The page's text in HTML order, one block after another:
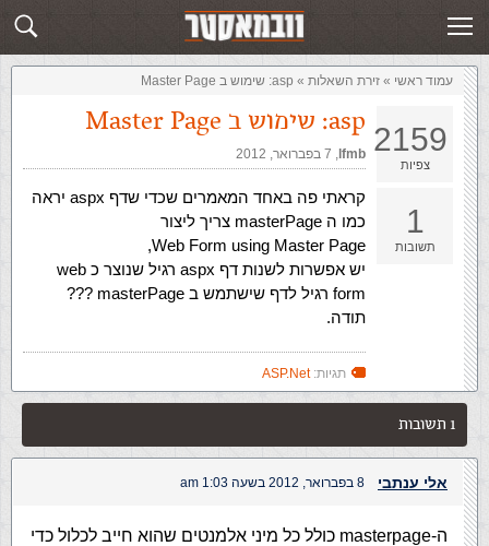
שלח תשובה זירת השאלות
עמוד ראשי » ‏זירת השאלות‏ » asp: שימוש ב Master Page
2159
צפיות
1
תשובות
asp: שימוש ב Master Page
lfmb
,‏ 7 בפברואר, 2012
קראתי פה באחד המאמרים שכדי שדף aspx יראה
כמו ה masterPage צריך ליצור
Web Form using Master Page,
יש אפשרות לשנות דף aspx רגיל שנוצר כ web
form רגיל לדף שישתמש ב masterPage ???
תודה.
תגיות:ASP.Net
1 תשובות
אלי ענתבי 8 בפברואר, 2012 בשעה 1:03 am
ה-masterpage כולל כל מיני אלמנטים שהוא חייב לכלול כדי